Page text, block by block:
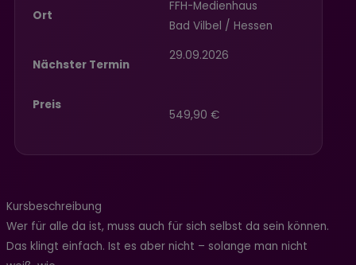
Ort
FFH-Medienhaus
Bad Vilbel / Hessen
Nächster Termin
Preis
29.09.2026
549,90 €
Kursbeschreibung
Wer für alle da ist, muss auch für sich selbst da sein können.
Das klingt einfach. Ist es aber nicht – solange man nicht